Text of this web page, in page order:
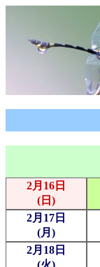
2月16日
(日)
2月17日
(月)
2月18日
(火)